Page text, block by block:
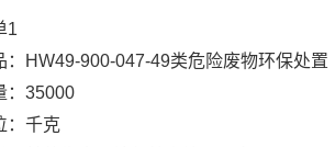
1
：HW49-900-047-49类危险废物环保处置
：35000
：千克